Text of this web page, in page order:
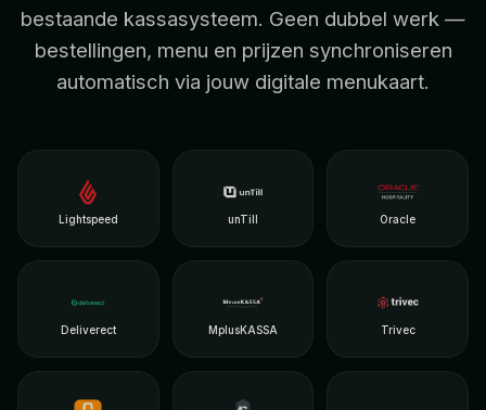
bestaande kassasysteem. Geen dubbel werk —
bestellingen, menu en prijzen synchroniseren
automatisch via jouw digitale menukaart.
Lightspeed unTill Oracle
Deliverect MplusKASSA Trivec